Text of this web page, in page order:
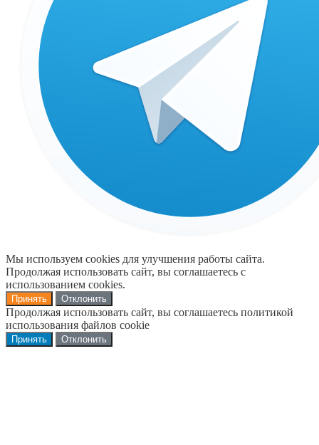
Мы используем cookies для улучшения работы сайта.
Продолжая использовать сайт, вы соглашаетесь с
использованием cookies.
Принять Отклонить
Продолжая использовать сайт, вы соглашаетесь политикой
использования файлов cookie
Принять Отклонить